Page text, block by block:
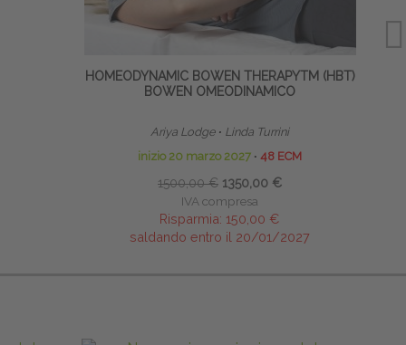
HOMEODYNAMIC BOWEN THERAPYTM (HBT)
BOWEN OMEODINAMICO
Ariya Lodge ∙ Linda Turrini
inizio 20 marzo 2027 ∙ 48 ECM
1500,00 € 1350,00 €
IVA compresa
Risparmia: 150,00 €
saldando entro il 20/01/2027